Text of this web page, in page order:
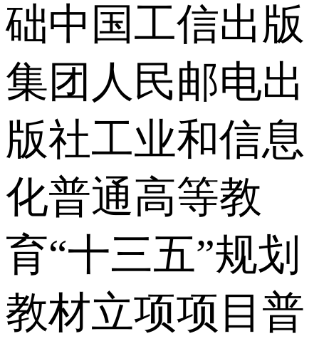
础中国工信出版
集团人民邮电出
版社工业和信息
化普通高等教
育“十三五”规划
教材立项项目普